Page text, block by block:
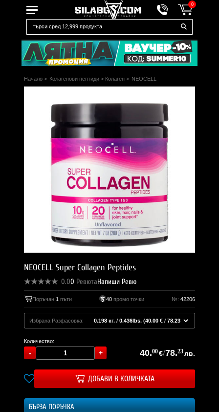
0
Начало > Колагенови пептиди > Колаген > NEOCELL
NEOCELL Super Collagen Peptides
0.00 РевютаНапиши Ревю
Поръчан 1 пъти 40промо точки №: 42206
Избрана Разфасовка:
Количество:
40.00€/78.23лв.
ДОБАВИ В КОЛИЧКАТА
БЪРЗА ПОРЪЧКА